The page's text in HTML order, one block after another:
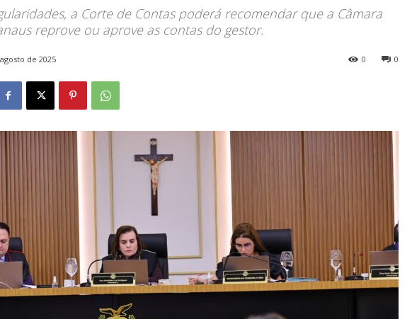
a Corte de Contas poderá recomendar que a Câmara
reprove ou aprove as contas do gestor.
de 2025 0
0